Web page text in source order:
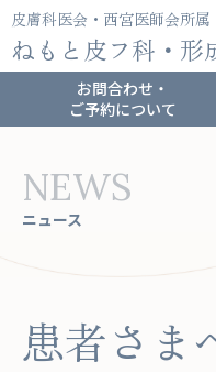
皮膚科医会・西宮医師会所属
ねもと皮フ科・形
お問合わせ・
ご予約について
NEWS
ニュース
患者さま